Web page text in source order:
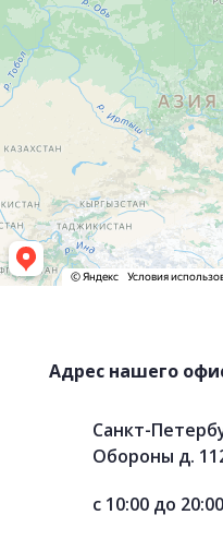
Адрес нашего
Санкт-
Обороны д.
с 10:00 до